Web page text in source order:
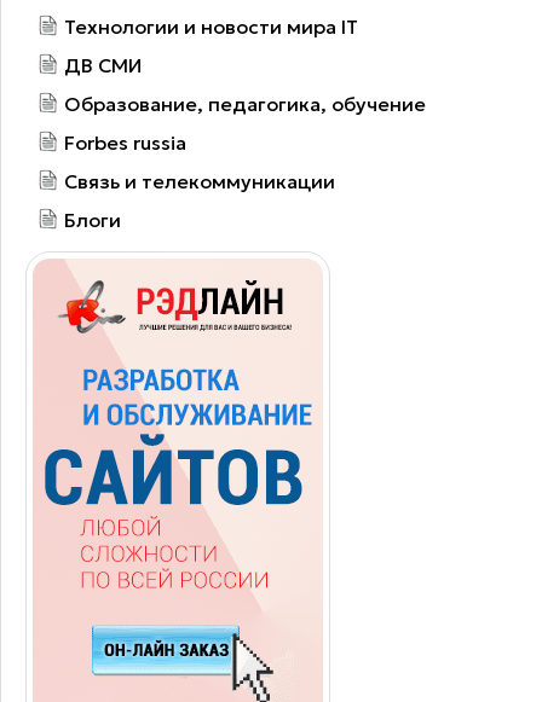
Технологии и новости мира IT
ДВ СМИ
Образование, педагогика, обучение
Forbes russia
Связь и телекоммуникации
Блоги